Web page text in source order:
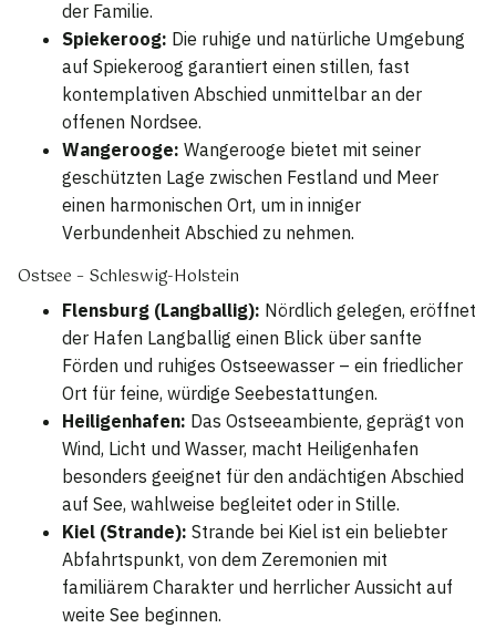
der Familie.
Spiekeroog: Die ruhige und natürliche Umgebung
auf Spiekeroog garantiert einen stillen, fast
kontemplativen Abschied unmittelbar an der
offenen Nordsee.
Wangerooge: Wangerooge bietet mit seiner
geschützten Lage zwischen Festland und Meer
einen harmonischen Ort, um in inniger
Verbundenheit Abschied zu nehmen.
Ostsee – Schleswig-Holstein
Flensburg (Langballig): Nördlich gelegen, eröffnet
der Hafen Langballig einen Blick über sanfte
Förden und ruhiges Ostseewasser – ein friedlicher
Ort für feine, würdige Seebestattungen.
Heiligenhafen: Das Ostseeambiente, geprägt von
Wind, Licht und Wasser, macht Heiligenhafen
besonders geeignet für den andächtigen Abschied
auf See, wahlweise begleitet oder in Stille.
Kiel (Strande): Strande bei Kiel ist ein beliebter
Abfahrtspunkt, von dem Zeremonien mit
familiärem Charakter und herrlicher Aussicht auf
weite See beginnen.